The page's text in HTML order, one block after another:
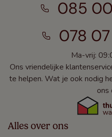
085
078
Ma-vrij:
Ons vriendelijke
te helpen. Wat je ook nodig
ons
Alles over ons